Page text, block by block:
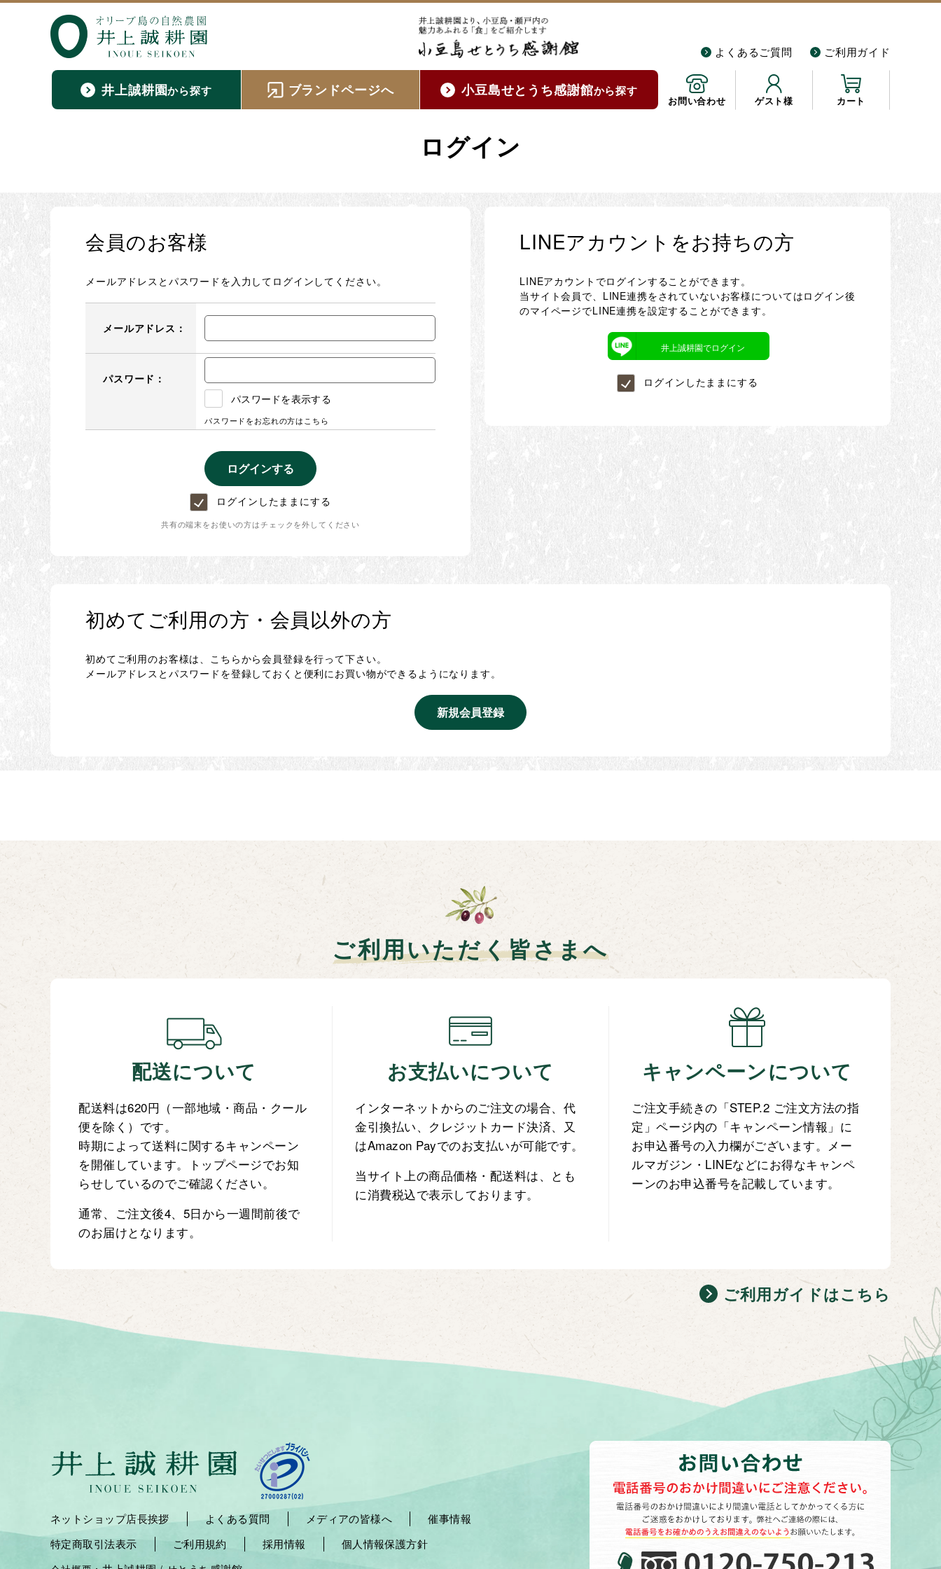
よくあるご質問 ご利用ガイド
井上誠耕園から探す ブランドページへ 小豆島せとうち感謝館から探す
お問い合わせ ゲスト様 カート
ログイン
会員のお客様
メールアドレスとパスワードを入力してログインしてください。
メールアドレス：
パスワード：
パスワードを表示する
パスワードをお忘れの方はこちら
ログインしたままにする
共有の端末をお使いの方はチェックを外してください
LINEアカウントをお持ちの方
LINEアカウントでログインすることができます。
当サイト会員で、LINE連携をされていないお客様についてはログイン後
のマイページでLINE連携を設定することができます。
井上誠耕園でログイン
ログインしたままにする
初めてご利用の方・会員以外の方
初めてご利用のお客様は、こちらから会員登録を行って下さい。
メールアドレスとパスワードを登録しておくと便利にお買い物ができるようになります。
ご利用いただく皆さまへ
配送について
配送料は620円（一部地域・商品・クール
便を除く）です。
時期によって送料に関するキャンペーン
を開催しています。トップページでお知
らせしているのでご確認ください。
通常、ご注文後4、5日から一週間前後で
のお届けとなります。
お支払いについて
インターネットからのご注文の場合、代
金引換払い、クレジットカード決済、又
はAmazon Payでのお支払いが可能です。
当サイト上の商品価格・配送料は、とも
に消費税込で表示しております。
キャンペーンについて
ご注文手続きの「STEP.2 ご注文方法の指
定」ページ内の「キャンペーン情報」に
お申込番号の入力欄がございます。メー
ルマガジン・LINEなどにお得なキャンペ
ーンのお申込番号を記載しています。
ご利用ガイドはこちら
ネットショップ店長挨拶 よくある質問 メディアの皆様へ
催事情報
特定商取引法表示
ご利用規約 採用情報 個人情報保護方針